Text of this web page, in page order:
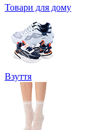
Товари для дому
Взуття